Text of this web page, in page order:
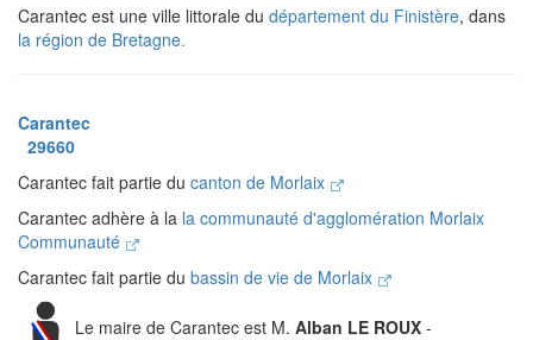
Carantec est une ville littorale du département du Finistère, dans
la région de Bretagne.
Carantec
29660
Carantec fait partie du canton de Morlaix
Carantec adhère à la la communauté d'agglomération Morlaix
Communauté
Carantec fait partie du bassin de vie de Morlaix
Le maire de Carantec est M. Alban LE ROUX -